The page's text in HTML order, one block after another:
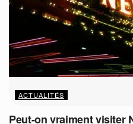
ACTUALITÉS
Peut-on vraiment visiter